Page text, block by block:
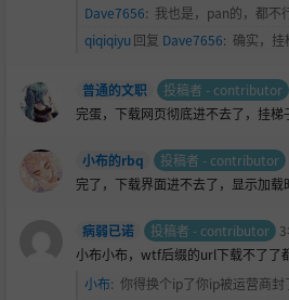
Dave7656: 我也是，pan的，都不
qiqiqiyu 回复 Dave7656: 确实，挂
普通的文职 投稿者 - contributor
完蛋，下载网页彻底进不去了，挂
小布的rbq 投稿者 - contributor
完了，下载界面进不去了，显示加载
病弱已诺 投稿者 - contributor
小布小布，wtf后缀的url下载不了了
小布: 你得换个ip了你ip被运营商封